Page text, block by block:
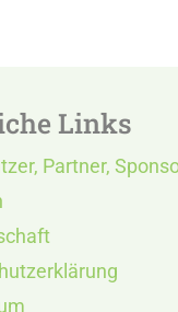
Links
Partner,